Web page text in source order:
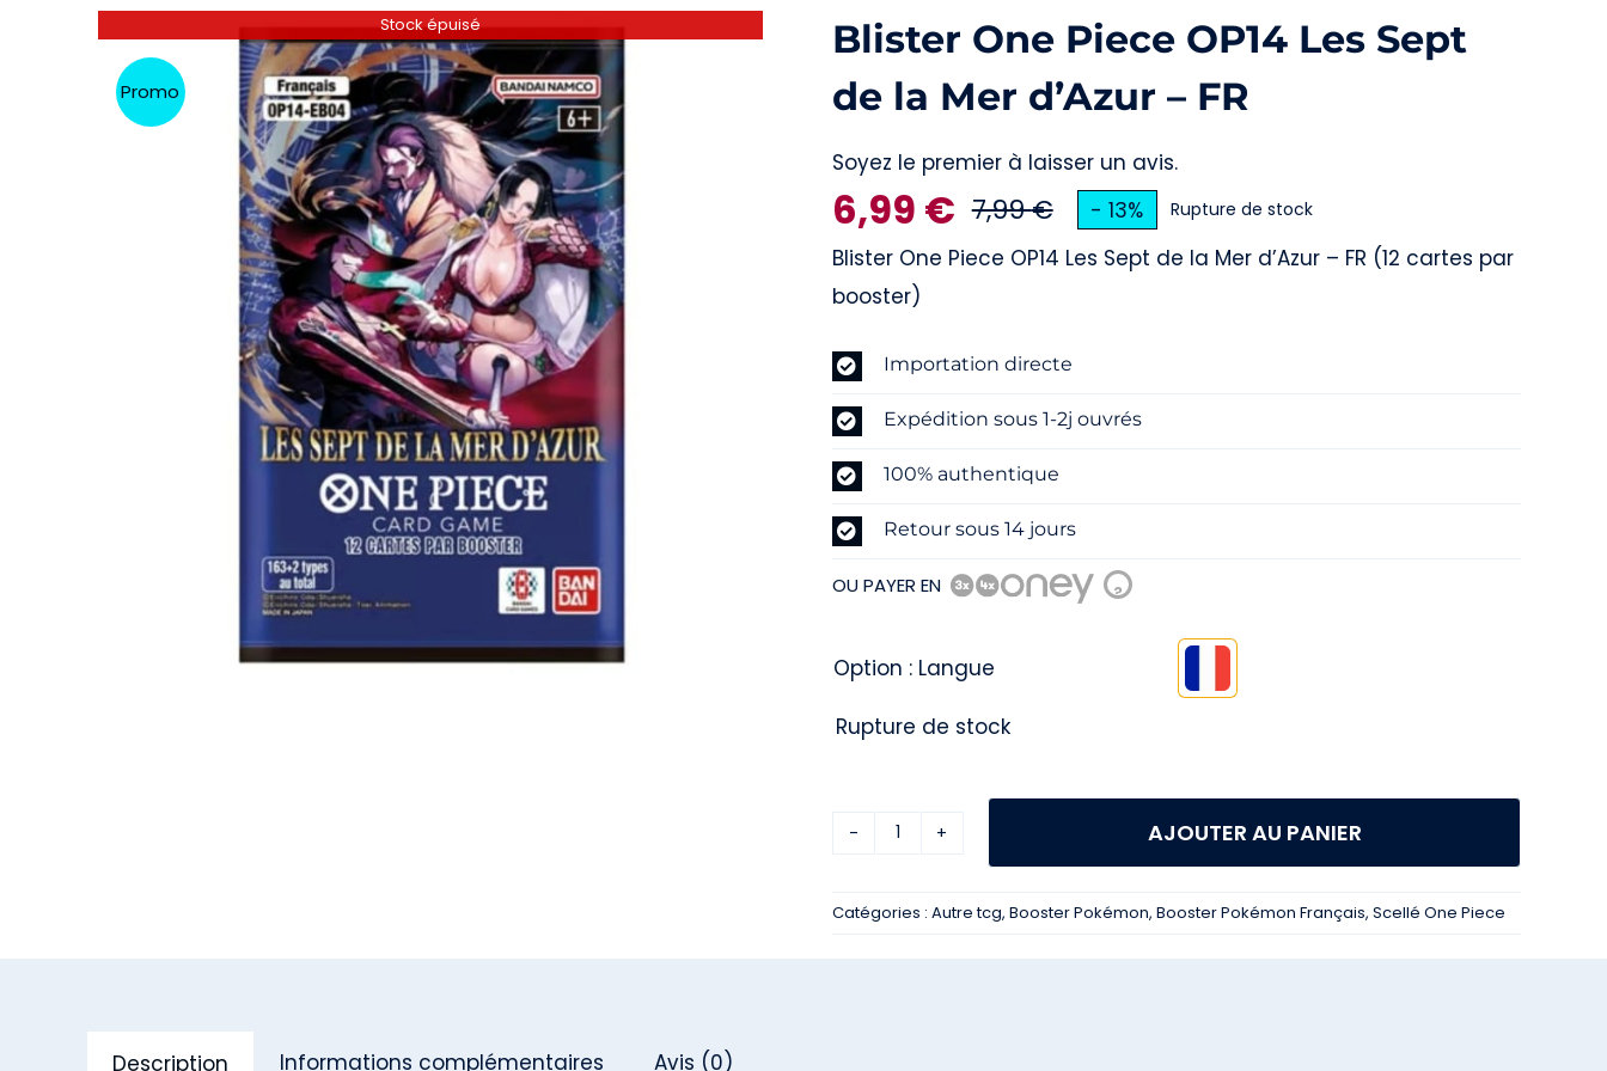
Stock épuisé
Promo
Blister One Piece OP14 Les Sept
de la Mer d’Azur – FR
Soyez le premier à laisser un avis.
7,99€Le
initial
était :
7,99 €.
6,99 €
Le
actuel
est :
6,99 €.
- 13% Rupture de stock
Blister One Piece OP14 Les Sept de la Mer d’Azur – FR (12 cartes par
booster)
Importation directe
Expédition sous 1-2j ouvrés
100% authentique
Retour sous 14 jours
OU PAYER EN ?
Option : Langue
Rupture de stock
Blister
AJOUTER AU PANIER
Catégories : Autre tcg, Booster Pokémon, Booster Pokémon Français, Scellé One Piece
Description Informations complémentaires Avis (0)